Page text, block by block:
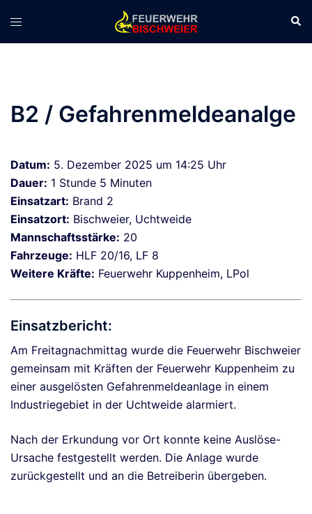
Inhalt
springen
Menü
B2 / Gefahrenmeldeanalge
Datum: 5. Dezember 2025 um 14:25 Uhr
Dauer: 1 Stunde 5 Minuten
Einsatzart: Brand 2
Einsatzort: Bischweier, Uchtweide
Mannschaftsstärke: 20
Fahrzeuge: HLF 20/16, LF 8
Weitere Kräfte: Feuerwehr Kuppenheim, LPol
Einsatzbericht:
Am Freitagnachmittag wurde die Feuerwehr Bischweier
gemeinsam mit Kräften der Feuerwehr Kuppenheim zu
einer ausgelösten Gefahrenmeldeanlage in einem
Industriegebiet in der Uchtweide alarmiert.
Nach der Erkundung vor Ort konnte keine Auslöse-
Ursache festgestellt werden. Die Anlage wurde
zurückgestellt und an die Betreiberin übergeben.